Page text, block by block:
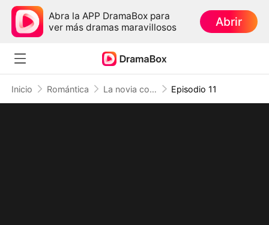
Abra la APP DramaBox para
ver más dramas maravillosos
Abrir
Inicio Romántica La novia con un pasado oculto Episodio 11